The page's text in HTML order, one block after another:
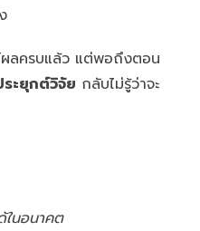
ห์ผลครบแล้ว แต่พอถึงตอน
ะยุกต์วิจัย กลับไม่รู้ว่าจะ
ในอนาคต